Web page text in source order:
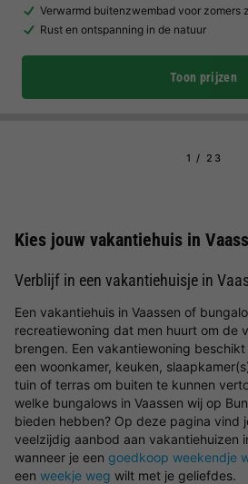
Verwarmd buitenzwembad voor zomers
Rust en ontspanning in de natuur
Toon prijzen
1 2 3
Kies jouw vakantiehuis in
Verblijf in een vakantiehuisje in
Een vakantiehuis in Vaassen of
recreatiewoning dat men huurt om de
brengen. Een vakantiewoning
een woonkamer, keuken,
tuin of terras om buiten te kunnen
welke bungalows in Vaassen wij op
bieden hebben? Op deze pagina vind
veelzijdig aanbod aan vakantiehuizen
wanneer je een goedkoop weekendje
een weekje weg wilt met je geliefdes.